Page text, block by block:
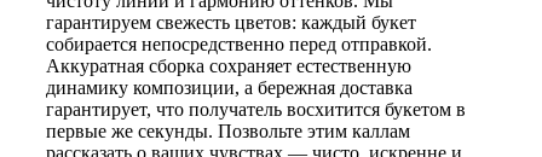
гарантируем свежесть цветов: каждый букет
собирается непосредственно перед отправкой.
Аккуратная сборка сохраняет естественную
динамику композиции, а бережная доставка
гарантирует, что получатель восхитится букетом в
первые же секунды. Позвольте этим каллам
рассказать о ваших чувствах — чисто, искренне и